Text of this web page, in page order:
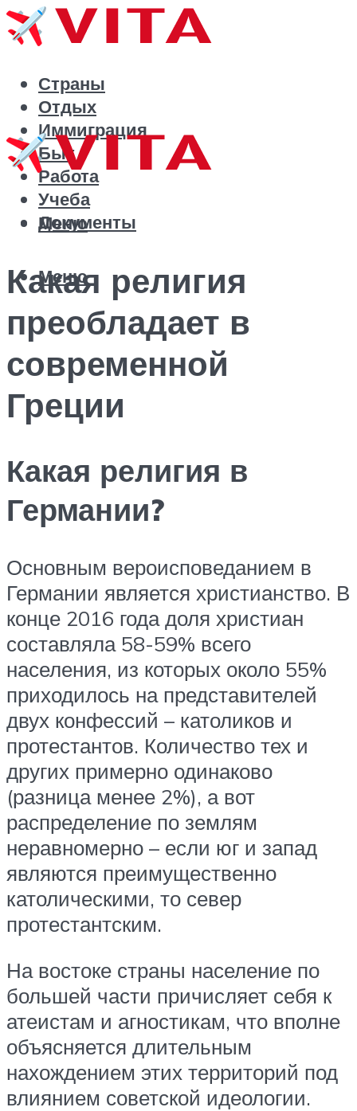
Страны
Отдых
Иммиграция
Быт
Работа
Учеба
Документы
Меню
Меню
Какая религия
преобладает в
современной
Греции
Какая религия в
Германии?
Основным вероисповеданием в
Германии является христианство. В
конце 2016 года доля христиан
составляла 58-59% всего
населения, из которых около 55%
приходилось на представителей
двух конфессий – католиков и
протестантов. Количество тех и
других примерно одинаково
(разница менее 2%), а вот
распределение по землям
неравномерно – если юг и запад
являются преимущественно
католическими, то север
протестантским.
На востоке страны население по
большей части причисляет себя к
атеистам и агностикам, что вполне
объясняется длительным
нахождением этих территорий под
влиянием советской идеологии.